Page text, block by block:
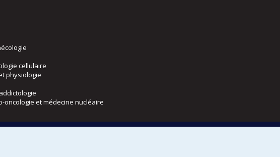
cellulaire
physiologie
oncologie et médecine nucléaire